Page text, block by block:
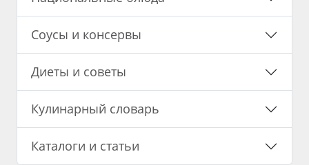
Соусы и консервы
Диеты и советы
Кулинарный словарь
Каталоги и статьи